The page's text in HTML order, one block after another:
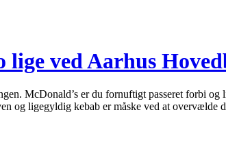
ved Aarhus
McDonald’s er du fornuftigt passeret forbi
og ligegyldig kebab er måske ved at overvælde